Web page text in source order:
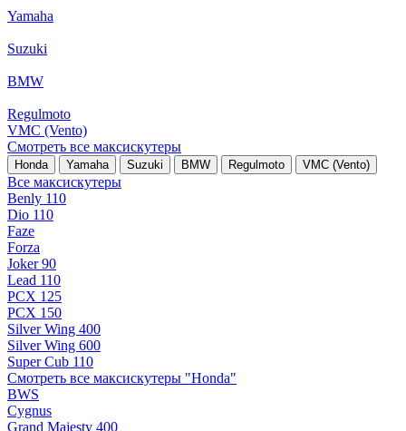
Yamaha
Suzuki
BMW
Regulmoto
VMC (Vento)
Смотреть все максискутеры
Honda Yamaha Suzuki BMW Regulmoto VMC (Vento)
Все максискутеры
Benly 110
Dio 110
Faze
Forza
Joker 90
Lead 110
PCX 125
PCX 150
Silver Wing 400
Silver Wing 600
Super Cub 110
Смотреть все максискутеры "Honda"
BWS
Cygnus
Grand Majesty 400